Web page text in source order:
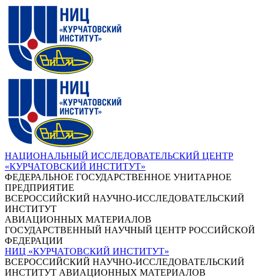
НАЦИОНАЛЬНЫЙ ИССЛЕДОВАТЕЛЬСКИЙ ЦЕНТР
«КУРЧАТОВСКИЙ ИНСТИТУТ»
ФЕДЕРАЛЬНОЕ ГОСУДАРСТВЕННОЕ УНИТАРНОЕ
ПРЕДПРИЯТИЕ
ВСЕРОССИЙСКИЙ НАУЧНО-ИССЛЕДОВАТЕЛЬСКИЙ
ИНСТИТУТ
АВИАЦИОННЫХ МАТЕРИАЛОВ
ГОСУДАРСТВЕННЫЙ НАУЧНЫЙ ЦЕНТР РОССИЙСКОЙ
ФЕДЕРАЦИИ
НИЦ «КУРЧАТОВСКИЙ ИНСТИТУТ»
ВСЕРОССИЙСКИЙ НАУЧНО-ИССЛЕДОВАТЕЛЬСКИЙ
ИНСТИТУТ АВИАЦИОННЫХ МАТЕРИАЛОВ